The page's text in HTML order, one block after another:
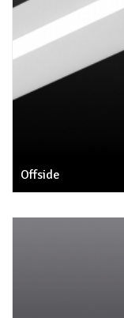
Offside